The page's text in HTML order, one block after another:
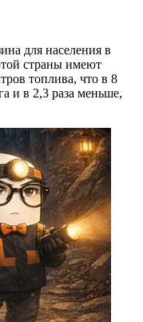
для населения в
страны имеют
топлива, что в 8
и в 2,3 раза меньше,